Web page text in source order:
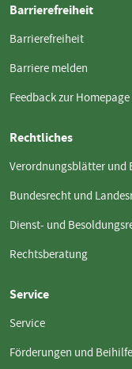
Barrierefreiheit
Barrierefreiheit
Barriere melden
Feedback zur Homepage
Rechtliches
Verordnungsblätter und
Bundesrecht und
Dienst- und
Rechtsberatung
Service
Service
Förderungen und